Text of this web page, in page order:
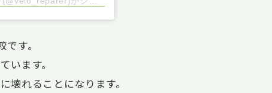
す。
います。
壊れることになります。